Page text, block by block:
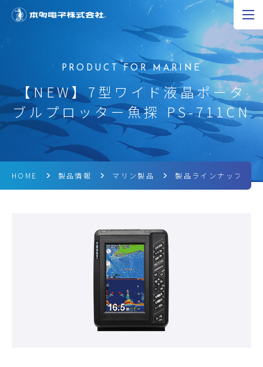
EN
お役立ち資料
お問い合わせ
超音波の可能性
製品情報
研究開発
企業情報
【NEW】7型ワイド液晶ポータ
ブルプロッター魚探 PS-711CN
HOME 製品情報 マリン製品 製品ラインナップ